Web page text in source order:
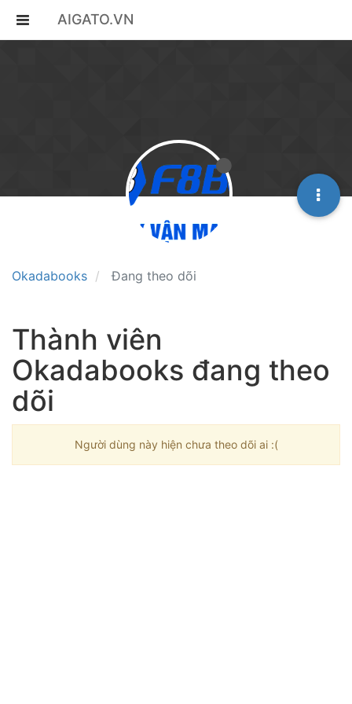
AIGATO.VN
Okadabooks Đang theo dõi
Thành viên
Okadabooks đang theo
dõi
Người dùng này hiện chưa theo dõi ai :(